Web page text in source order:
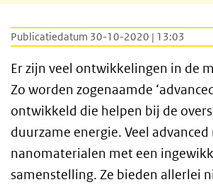
Publicatiedatum 30-10-2020 | 13:03
Er zijn veel ontwikkelingen in de
Zo worden zogenaamde
ontwikkeld die helpen bij de
duurzame energie. Veel
nanomaterialen met een
samenstelling. Ze bieden allerlei